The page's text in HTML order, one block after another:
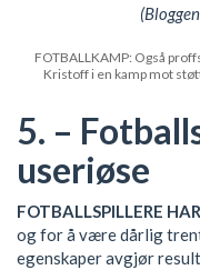
FOTBALLKAMP: Også
Kristoff i en kamp mot
5. –
useriøse
FOTBALLSPILLERE HAR
og for å være dårlig
egenskaper avgjør